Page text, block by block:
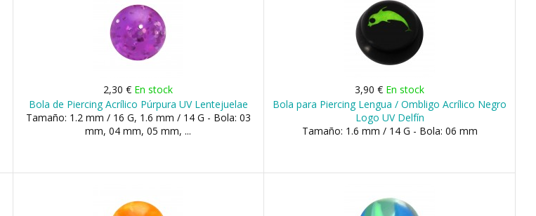
2,30 € En stock
Bola de Piercing Acrílico Púrpura UV Lentejuelae
Tamaño: 1.2 mm / 16 G, 1.6 mm / 14 G - Bola: 03
mm, 04 mm, 05 mm, ...
3,90 € En stock
Bola para Piercing Lengua / Ombligo Acrílico Negro
Logo UV Delfín
Tamaño: 1.6 mm / 14 G - Bola: 06 mm